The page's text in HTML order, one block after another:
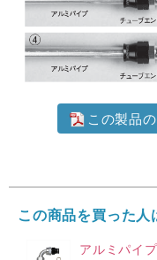
この製品
この商品を買った人
アルミパイ